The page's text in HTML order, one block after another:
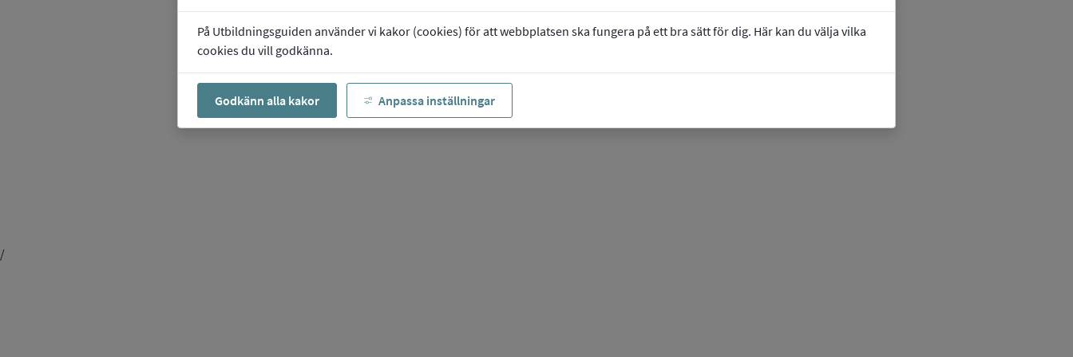
På Utbildningsguiden använder vi kakor (cookies) för att webbplatsen ska fungera på ett bra sätt för dig. Här kan du välja vilka
cookies du vill godkänna.
Godkänn alla kakor Anpassa inställningar
/